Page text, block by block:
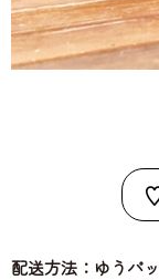
配送方法：ゆうパ